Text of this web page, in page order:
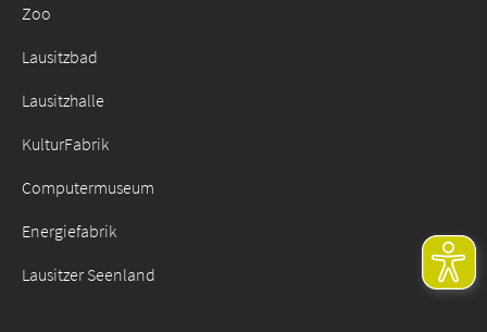
Zoo
Lausitzbad
Lausitzhalle
KulturFabrik
Computermuseum
Energiefabrik
Lausitzer Seenland